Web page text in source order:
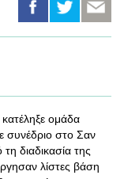
ομάδα
συνέδριο στο Σαν
διαδικασία της
λίστες βάση